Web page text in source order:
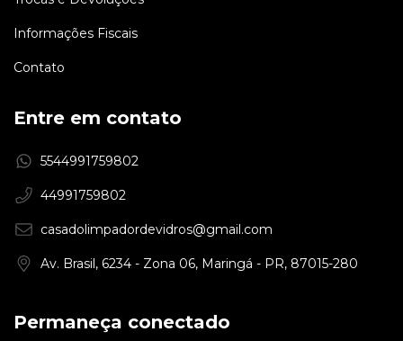
Informações Fiscais
Contato
Entre em contato
5544991759802
44991759802
casadolimpadordevidros@gmail.com
Av. Brasil, 6234 - Zona 06, Maringá - PR, 87015-280
Permaneça conectado